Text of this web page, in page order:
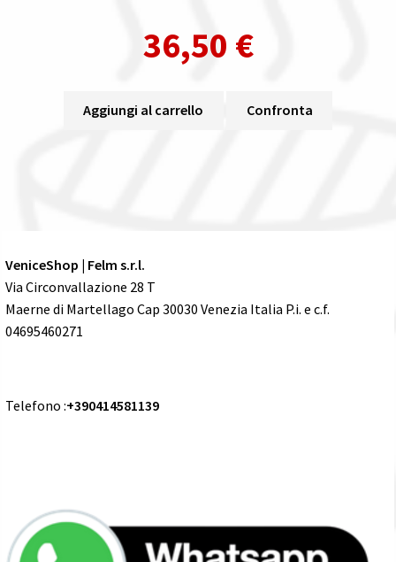
36,50 €
Aggiungi al carrello Confronta
VeniceShop | Felm s.r.l.
Via Circonvallazione 28 T
Maerne di Martellago Cap 30030 Venezia Italia P.i. e c.f.
04695460271
Telefono :+390414581139